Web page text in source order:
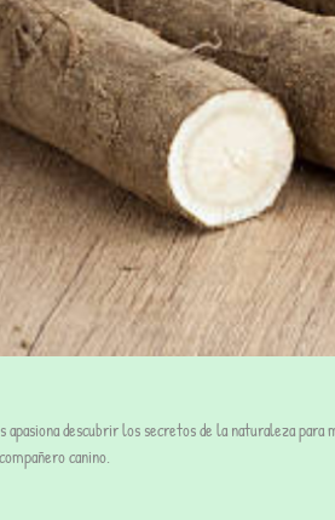
apasiona descubrir los secretos de la naturaleza
canino.